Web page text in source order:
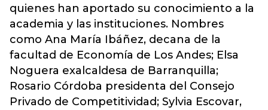
quienes han aportado su conocimiento a la
academia y las instituciones. Nombres
como Ana María Ibáñez, decana de la
facultad de Economía de Los Andes; Elsa
Noguera exalcaldesa de Barranquilla;
Rosario Córdoba presidenta del Consejo
Privado de Competitividad; Sylvia Escovar,